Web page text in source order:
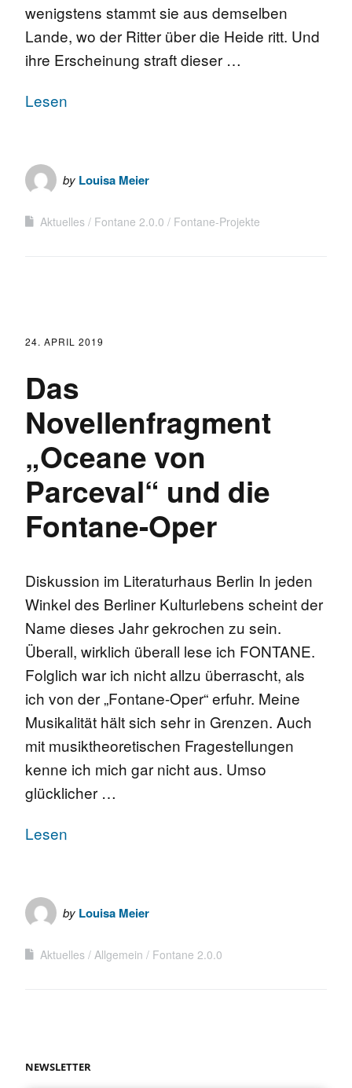
wenigstens stammt sie aus demselben
Lande, wo der Ritter über die Heide ritt. Und
ihre Erscheinung straft dieser …
Lesen
by Louisa Meier
Aktuelles Fontane 2.0.0 Fontane-Projekte
24. APRIL 2019
Das
Novellenfragment
„Oceane von
Parceval“ und die
Fontane-Oper
Diskussion im Literaturhaus Berlin In jeden
Winkel des Berliner Kulturlebens scheint der
Name dieses Jahr gekrochen zu sein.
Überall, wirklich überall lese ich FONTANE.
Folglich war ich nicht allzu überrascht, als
ich von der „Fontane-Oper“ erfuhr. Meine
Musikalität hält sich sehr in Grenzen. Auch
mit musiktheoretischen Fragestellungen
kenne ich mich gar nicht aus. Umso
glücklicher …
Lesen
by Louisa Meier
Aktuelles Allgemein Fontane 2.0.0
NEWSLETTER